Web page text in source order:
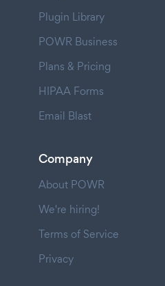
Plugin Library
POWR Business
Plans & Pricing
HIPAA Forms
Email Blast
Company
About POWR
We're hiring!
Terms of Service
Privacy